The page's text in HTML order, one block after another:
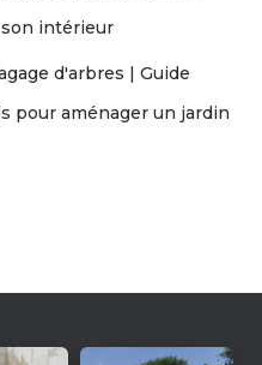
son intérieur
d'arbres | Guide
pour aménager un jardin